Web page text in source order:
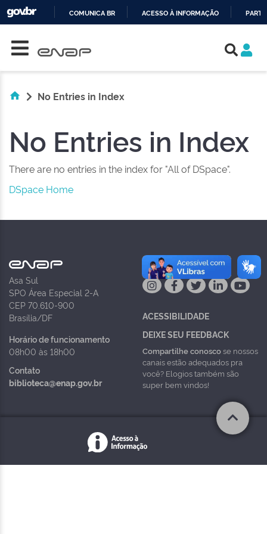
COMUNICA BR ACESSO À INFORMAÇÃO
No Entries in Index
No Entries in Index
There are no entries in the index for "All of DSpace".
DSpace Home
Asa Sul
SPO Área Especial 2-A
CEP 70.610-900
Brasília/DF
Horário de funcionamento
08h00 às 18h00
Contato
biblioteca@enap.gov.br
NAS REDES
ACESSIBILIDADE
DEIXE SEU FEEDBACK
Compartilhe conoscose nossos
canais estão adequados pra
você? Elogios também são
super bem vindos!